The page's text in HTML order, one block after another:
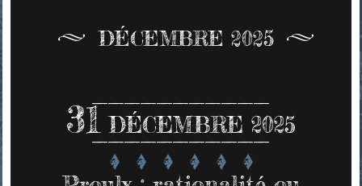
DÉCEMBRE 2025
31 DÉCEMBRE 2025